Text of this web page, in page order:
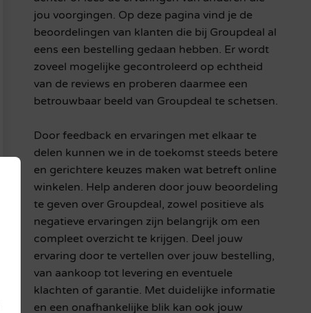
jou voorgingen. Op deze pagina vind je de
beoordelingen van klanten die bij Groupdeal al
eens een bestelling gedaan hebben. Er wordt
zoveel mogelijke gecontroleerd op echtheid
van de reviews en proberen daarmee een
betrouwbaar beeld van Groupdeal te schetsen.
Door feedback en ervaringen met elkaar te
delen kunnen we in de toekomst steeds betere
en gerichtere keuzes maken wat betreft online
winkelen. Help anderen door jouw beoordeling
te geven over Groupdeal, zowel positieve als
negatieve ervaringen zijn belangrijk om een
compleet overzicht te krijgen. Deel jouw
ervaring door te vertellen over jouw bestelling,
van aankoop tot levering en eventuele
klachten of garantie. Met duidelijke informatie
en een onafhankelijke blik kan ook jouw